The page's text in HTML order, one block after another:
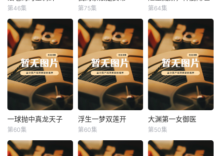
第46集 第75集 第64集
一球抛中真龙天子
一球抛中真龙天子
第60集
浮生一梦双莲开
浮生一梦双莲开
第60集
大渊第一女御医
大渊第一女御医
第50集